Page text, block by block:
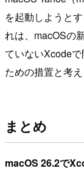
を起動しようと
れは、macOSの
ていないXcode
ための措置と考え
まとめ
macOS 26.2で